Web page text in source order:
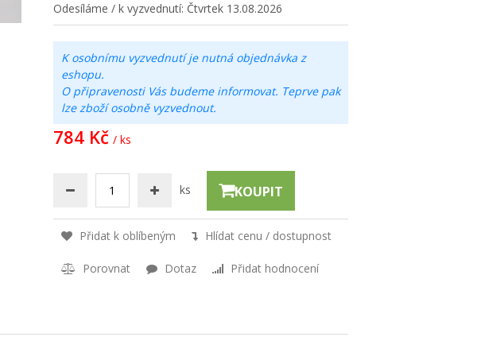
Odesíláme / k vyzvednutí: Čtvrtek 13.08.2026
K osobnímu vyzvednutí je nutná objednávka z
eshopu.
O připravenosti Vás budeme informovat. Teprve pak
lze zboží osobně vyzvednout.
784 Kč / ks
ks KOUPIT
Přidat k oblíbeným Hlídat cenu / dostupnost
Porovnat Dotaz Přidat hodnocení